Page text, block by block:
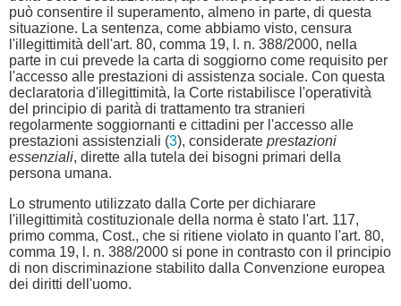
può consentire il superamento, almeno in parte, di questa
situazione. La sentenza, come abbiamo visto, censura
l'illegittimità dell'art. 80, comma 19, l. n. 388/2000, nella
parte in cui prevede la carta di soggiorno come requisito per
l'accesso alle prestazioni di assistenza sociale. Con questa
declaratoria d'illegittimità, la Corte ristabilisce l'operatività
del principio di parità di trattamento tra stranieri
regolarmente soggiornanti e cittadini per l'accesso alle
prestazioni assistenziali (3), considerate prestazioni
essenziali, dirette alla tutela dei bisogni primari della
persona umana.
Lo strumento utilizzato dalla Corte per dichiarare
l'illegittimità costituzionale della norma è stato l'art. 117,
primo comma, Cost., che si ritiene violato in quanto l'art. 80,
comma 19, l. n. 388/2000 si pone in contrasto con il principio
di non discriminazione stabilito dalla Convenzione europea
dei diritti dell'uomo.